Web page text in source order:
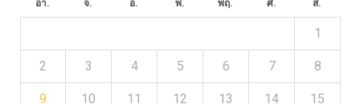
อา. จ. อ. พ. พฤ. ศ. ส.
1
2 3 4 5 6 7 8
9 10 11 12 13 14 15